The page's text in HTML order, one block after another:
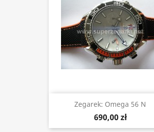
Zegarek: Omega 56 N
690,00 zł